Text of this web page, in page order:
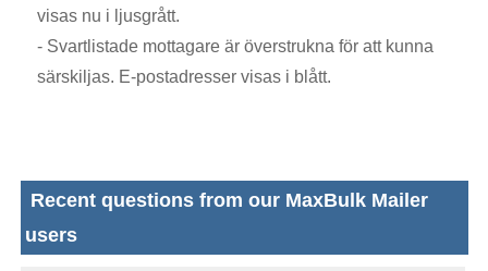
visas nu i ljusgrått.
- Svartlistade mottagare är överstrukna för att kunna
särskiljas. E-postadresser visas i blått.
Recent questions from our MaxBulk Mailer
users